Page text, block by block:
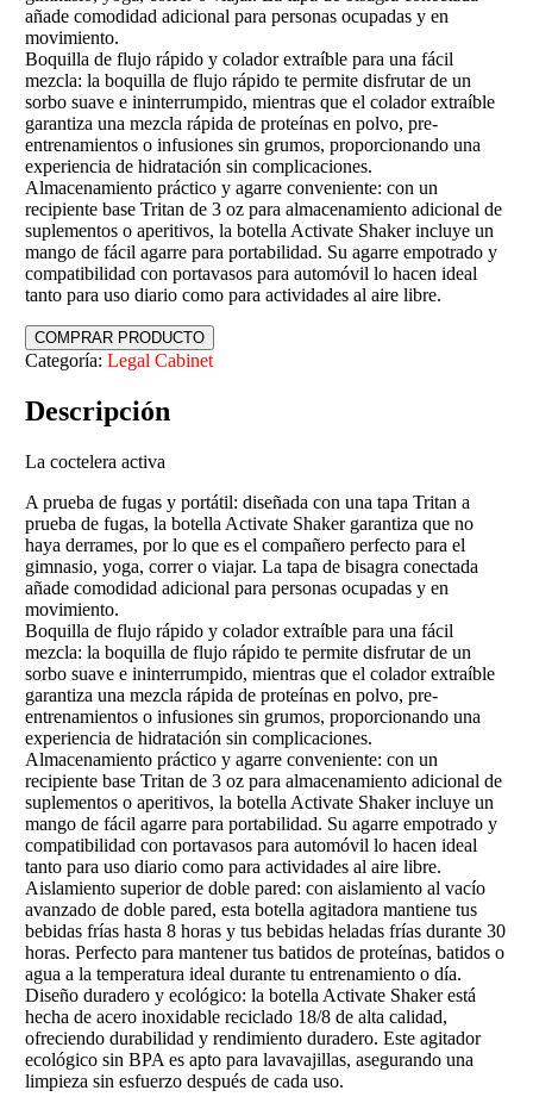
añade comodidad adicional para personas ocupadas y en
movimiento.
Boquilla de flujo rápido y colador extraíble para una fácil
mezcla: la boquilla de flujo rápido te permite disfrutar de un
sorbo suave e ininterrumpido, mientras que el colador extraíble
garantiza una mezcla rápida de proteínas en polvo, pre-
entrenamientos o infusiones sin grumos, proporcionando una
experiencia de hidratación sin complicaciones.
Almacenamiento práctico y agarre conveniente: con un
recipiente base Tritan de 3 oz para almacenamiento adicional de
suplementos o aperitivos, la botella Activate Shaker incluye un
mango de fácil agarre para portabilidad. Su agarre empotrado y
compatibilidad con portavasos para automóvil lo hacen ideal
tanto para uso diario como para actividades al aire libre.
COMPRAR PRODUCTO
Categoría:Legal Cabinet
Descripción
La coctelera activa
A prueba de fugas y portátil: diseñada con una tapa Tritan a
prueba de fugas, la botella Activate Shaker garantiza que no
haya derrames, por lo que es el compañero perfecto para el
gimnasio, yoga, correr o viajar. La tapa de bisagra conectada
añade comodidad adicional para personas ocupadas y en
movimiento.
Boquilla de flujo rápido y colador extraíble para una fácil
mezcla: la boquilla de flujo rápido te permite disfrutar de un
sorbo suave e ininterrumpido, mientras que el colador extraíble
garantiza una mezcla rápida de proteínas en polvo, pre-
entrenamientos o infusiones sin grumos, proporcionando una
experiencia de hidratación sin complicaciones.
Almacenamiento práctico y agarre conveniente: con un
recipiente base Tritan de 3 oz para almacenamiento adicional de
suplementos o aperitivos, la botella Activate Shaker incluye un
mango de fácil agarre para portabilidad. Su agarre empotrado y
compatibilidad con portavasos para automóvil lo hacen ideal
tanto para uso diario como para actividades al aire libre.
Aislamiento superior de doble pared: con aislamiento al vacío
avanzado de doble pared, esta botella agitadora mantiene tus
bebidas frías hasta 8 horas y tus bebidas heladas frías durante 30
horas. Perfecto para mantener tus batidos de proteínas, batidos o
agua a la temperatura ideal durante tu entrenamiento o día.
Diseño duradero y ecológico: la botella Activate Shaker está
hecha de acero inoxidable reciclado 18/8 de alta calidad,
ofreciendo durabilidad y rendimiento duradero. Este agitador
ecológico sin BPA es apto para lavavajillas, asegurando una
limpieza sin esfuerzo después de cada uso.